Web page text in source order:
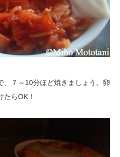
、７～10分ほど焼きましょう。卵
らOK！